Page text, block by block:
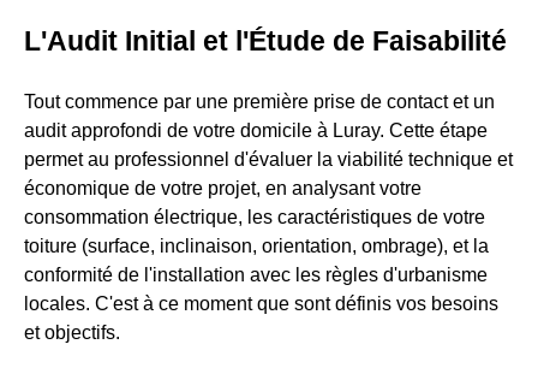
L'Audit Initial et l'Étude de Faisabilité
Tout commence par une première prise de contact et un
audit approfondi de votre domicile à Luray. Cette étape
permet au professionnel d'évaluer la viabilité technique et
économique de votre projet, en analysant votre
consommation électrique, les caractéristiques de votre
toiture (surface, inclinaison, orientation, ombrage), et la
conformité de l'installation avec les règles d'urbanisme
locales. C'est à ce moment que sont définis vos besoins
et objectifs.